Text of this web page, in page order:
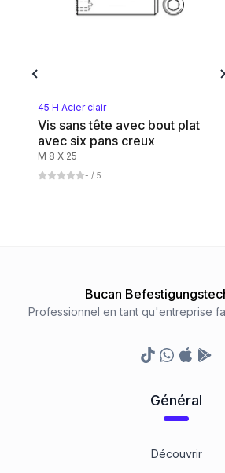
45 H Acier clair
Vis sans tête avec bout plat
avec six pans creux
M 8 X 25
- / 5
Bucan
Professionnel en tant qu'entreprise
TikTokWhatsapp
Appstore
Général
Découvrir